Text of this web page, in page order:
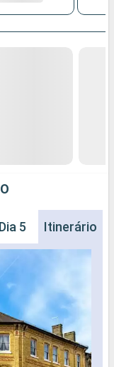
Dia 5 Dia 6 Dia
Itinerário